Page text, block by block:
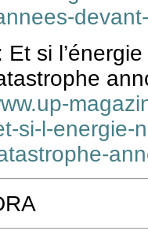
Et si
si-l-energie-